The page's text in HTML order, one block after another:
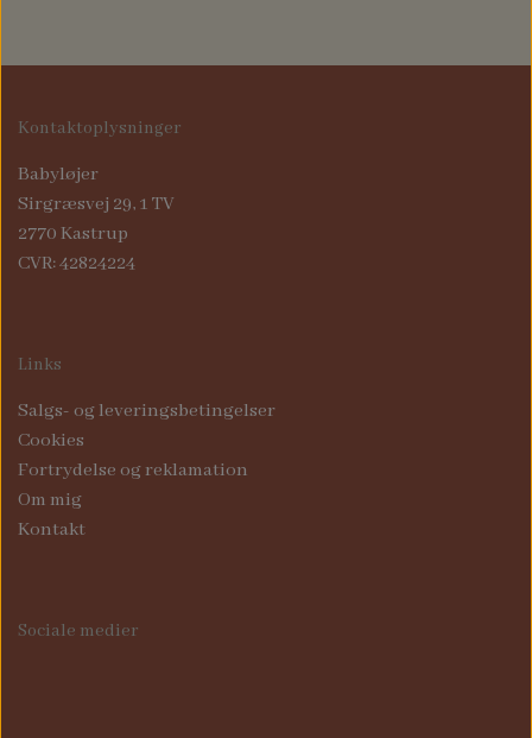
Kontaktoplysninger
Babyløjer
Sirgræsvej 29, 1 TV
2770 Kastrup
CVR: 42824224
Links
Salgs- og leveringsbetingelser
Cookies
Fortrydelse og reklamation
Om mig
Kontakt
Sociale medier